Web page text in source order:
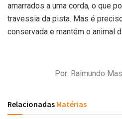
amarrados a uma corda, o que
travessia da pista. Mas é
conservada e mantém o animal
Por: Raimundo
Relacionadas Matérias